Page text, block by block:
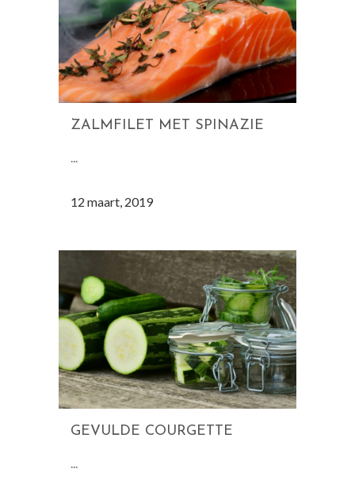
ZALMFILET MET SPINAZIE
...
12 maart, 2019
GEVULDE COURGETTE
...